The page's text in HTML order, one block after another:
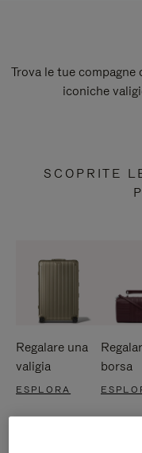
Trova le tue
iconiche
SCOPRITE
Regalare una
valigia
ESPLORA
borsa